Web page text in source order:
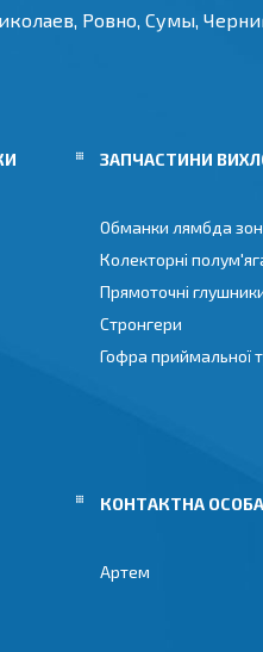
Ровно, Сумы,
ЗАПЧАСТИНИ
Обманки лямбда
Колекторні
Прямоточні
Стронгери
Гофра приймальної
Артем